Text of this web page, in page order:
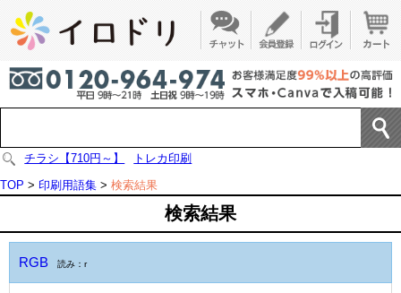
チラシ【710円～】
トレカ印刷
TOP > 印刷用語集 > 検索結果
検索結果
RGB 読み：r